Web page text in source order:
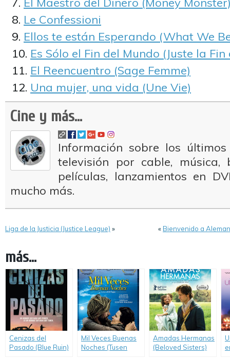
Le Confessioni
Ellos te están Esperando (What We
Es Sólo el Fin del Mundo (Juste la
El Reencuentro (Sage Femme)
Una mujer, una vida (Une Vie)
Cine y más...
Información sobre los
televisión por cable, música,
películas, lanzamientos en
mucho más.
Liga de la Justicia (Justice League) » «Bienvenido a
más...
Cenizas del
Pasado (Blue Ruin)
Mil Veces Buenas
Noches (Tusen
Amadas Hermanas
(Beloved Sisters)